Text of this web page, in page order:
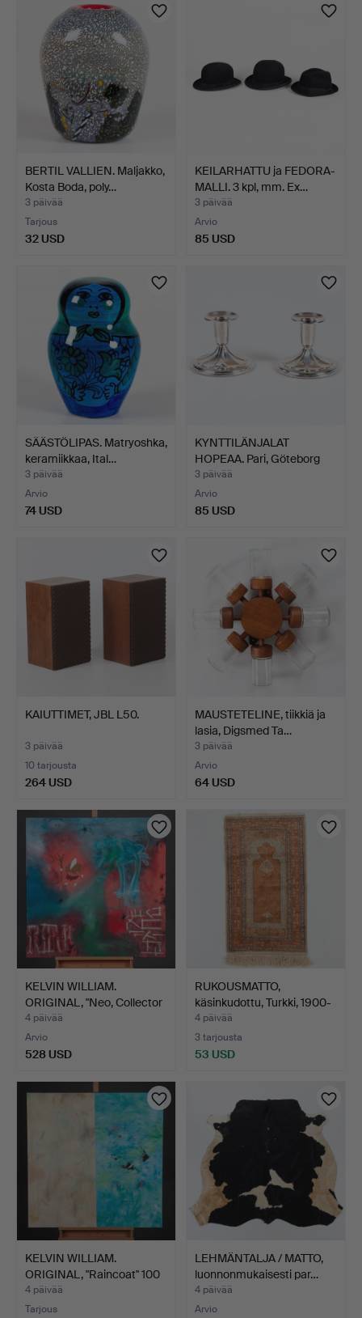
BERTIL VALLIEN. Maljakko,
Kosta Boda, poly…
3 päivää
Tarjous
32 USD
KEILARHATTU ja FEDORA-
MALLI. 3 kpl, mm. Ex…
3 päivää
Arvio
85 USD
SÄÄSTÖLIPAS. Matryoshka,
keramiikkaa, Ital…
3 päivää
Arvio
74 USD
KYNTTILÄNJALAT
HOPEAA. Pari, Göteborg
1957…
3 päivää
Arvio
85 USD
KAIUTTIMET, JBL L50.
3 päivää
10 tarjousta
264 USD
MAUSTETELINE, tiikkiä ja
lasia, Digsmed Ta…
3 päivää
Arvio
64 USD
KELVIN WILLIAM.
ORIGINAL, "Neo, Collector
…
4 päivää
Arvio
528 USD
RUKOUSMATTO,
käsinkudottu, Turkki, 1900-
lu…
4 päivää
3 tarjousta
53 USD
KELVIN WILLIAM.
ORIGINAL, "Raincoat" 100
x…
4 päivää
Tarjous
LEHMÄNTALJA / MATTO,
luonnonmukaisesti par…
4 päivää
Arvio